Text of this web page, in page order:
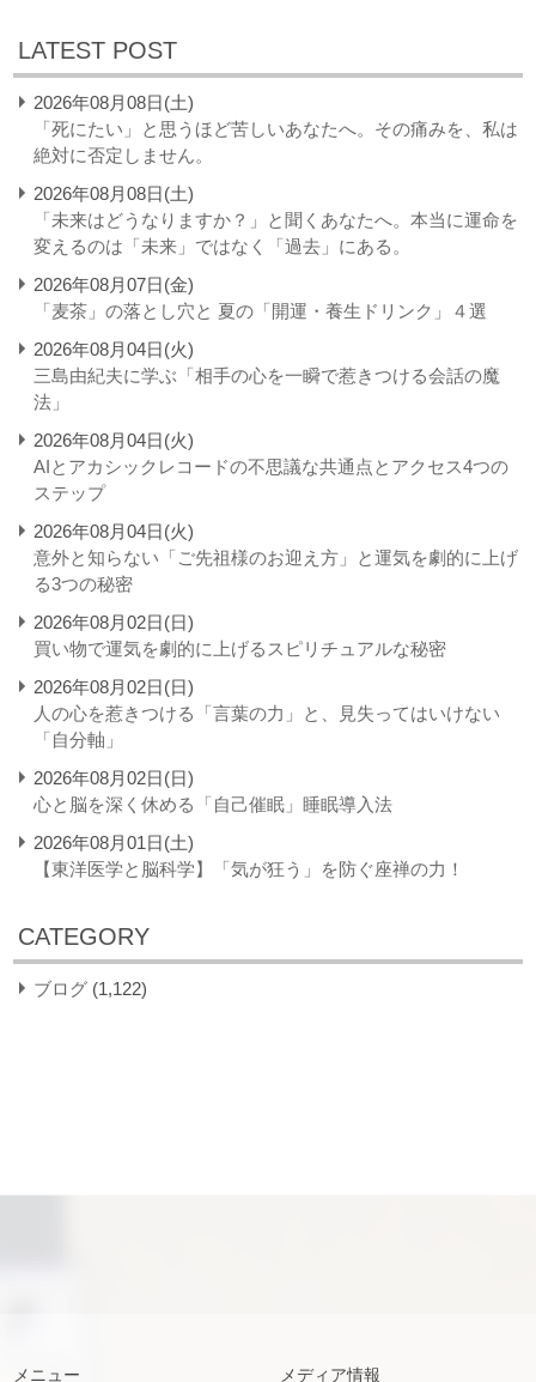
LATEST POST
2026年08月08日(土)
「死にたい」と思うほど苦しいあなたへ。その痛みを、私は
絶対に否定しません。
2026年08月08日(土)
「未来はどうなりますか？」と聞くあなたへ。本当に運命を
変えるのは「未来」ではなく「過去」にある。
2026年08月07日(金)
「麦茶」の落とし穴と 夏の「開運・養生ドリンク」４選
2026年08月04日(火)
三島由紀夫に学ぶ「相手の心を一瞬で惹きつける会話の魔
法」
2026年08月04日(火)
AIとアカシックレコードの不思議な共通点とアクセス4つの
ステップ
2026年08月04日(火)
意外と知らない「ご先祖様のお迎え方」と運気を劇的に上げ
る3つの秘密
2026年08月02日(日)
買い物で運気を劇的に上げるスピリチュアルな秘密
2026年08月02日(日)
人の心を惹きつける「言葉の力」と、見失ってはいけない
「自分軸」
2026年08月02日(日)
心と脳を深く休める「自己催眠」睡眠導入法
2026年08月01日(土)
【東洋医学と脳科学】「気が狂う」を防ぐ座禅の力！
CATEGORY
ブログ (1,122)
メニュー メディア情報